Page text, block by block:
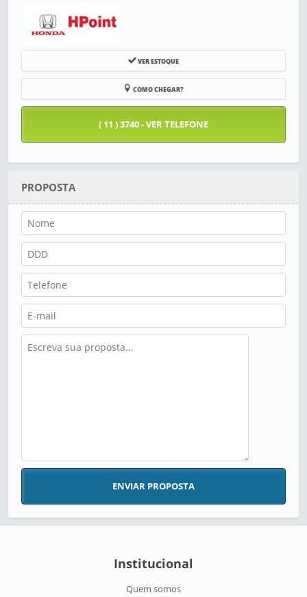
VER ESTOQUE
COMO CHEGAR?
( 11 ) 3740 - VER TELEFONE
PROPOSTA
ENVIAR PROPOSTA
Institucional
Quem somos